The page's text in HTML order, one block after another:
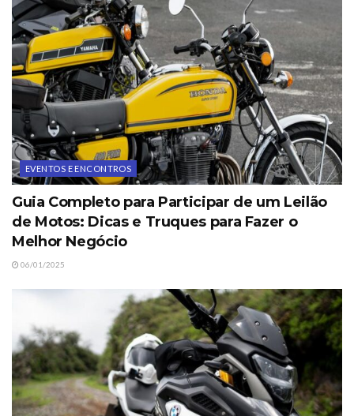
EVENTOS E ENCONTROS
Guia Completo para Participar de um Leilão
de Motos: Dicas e Truques para Fazer o
Melhor Negócio
06/01/2025